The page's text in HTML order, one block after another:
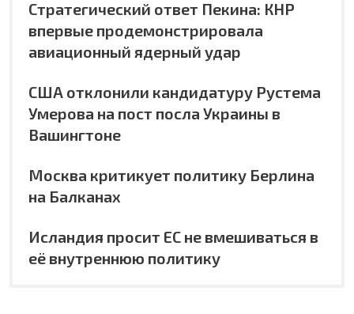
Стратегический ответ Пекина: КНР
впервые продемонстрировала
авиационный ядерный удар
США отклонили кандидатуру Рустема
Умерова на пост посла Украины в
Вашингтоне
Москва критикует политику Берлина
на Балканах
Исландия просит ЕС не вмешиваться в
её внутреннюю политику